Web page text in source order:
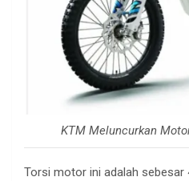
KTM Meluncurkan
Torsi motor ini adalah sebesar